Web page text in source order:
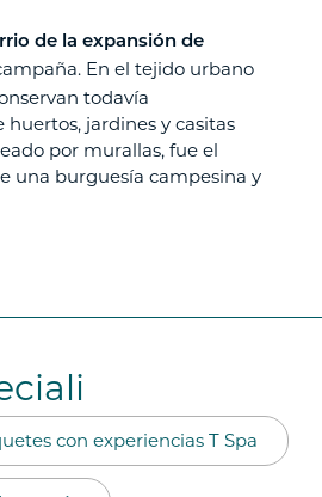
de la expansión de
En el tejido urbano
todavía
jardines y casitas
por murallas, fue el
una burguesía campesina y
con experiencias T Spa